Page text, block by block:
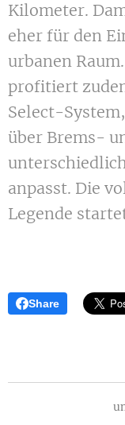
Kilometer.
eher für den
urbanen Raum.
profitiert
Select-
über Brems-
anpasst. Die
Legende
Share